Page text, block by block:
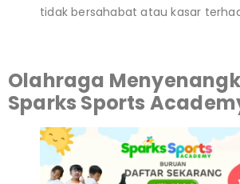
tidak bersahabat atau kasar
Olahraga
Sparks Sports